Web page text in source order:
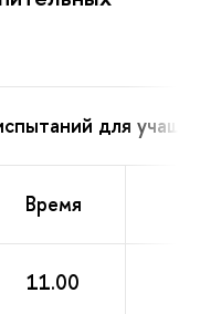
для
Время
11.00